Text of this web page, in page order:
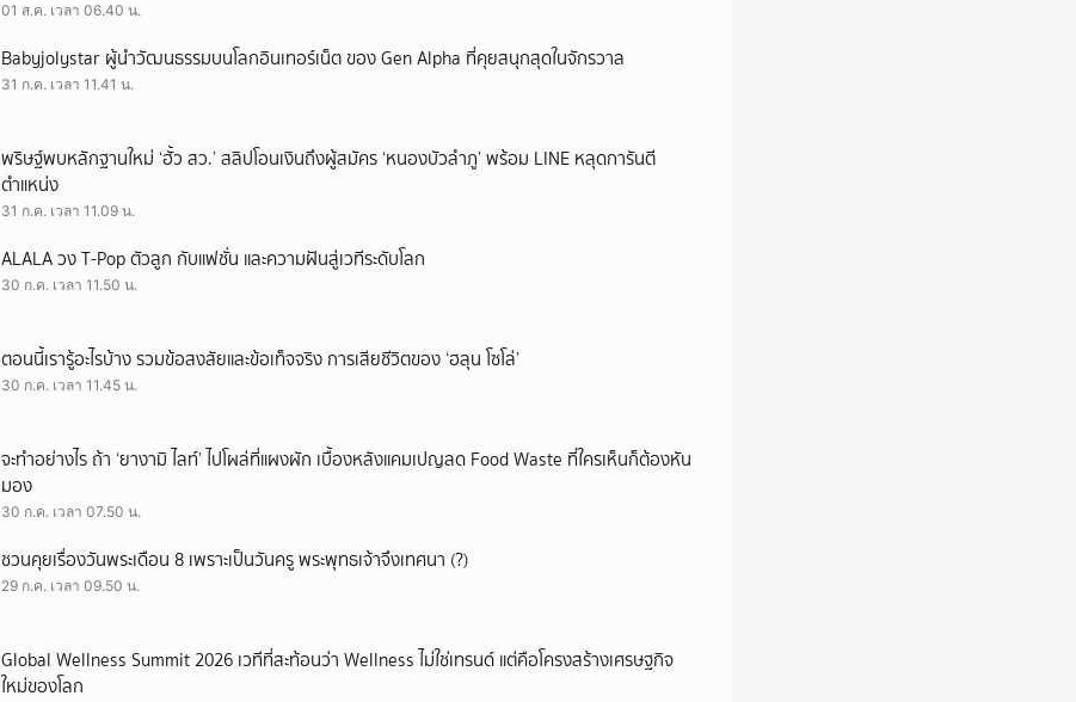
01 ส.ค. เวลา 06.40 น.
Babyjolystar ผู้นำวัฒนธรรมบนโลกอินเทอร์เน็ต ของ Gen Alpha ที่คุยสนุกสุดในจักรวาล
31 ก.ค. เวลา 11.41 น.
พริษฐ์พบหลักฐานใหม่ ‘ฮั้ว สว.’ สลิปโอนเงินถึงผู้สมัคร ‘หนองบัวลำภู’ พร้อม LINE หลุดการันตี
ตำแหน่ง
31 ก.ค. เวลา 11.09 น.
ALALA วง T-Pop ตัวลูก กับแฟชั่น และความฝันสู่เวทีระดับโลก
30 ก.ค. เวลา 11.50 น.
ตอนนี้เรารู้อะไรบ้าง รวมข้อสงสัยและข้อเท็จจริง การเสียชีวิตของ ‘ฮลุน โซโล่’
30 ก.ค. เวลา 11.45 น.
จะทำอย่างไร ถ้า ‘ยางามิ ไลท์’ ไปโผล่ที่แผงผัก เบื้องหลังแคมเปญลด Food Waste ที่ใครเห็นก็ต้องหัน
มอง
30 ก.ค. เวลา 07.50 น.
ชวนคุยเรื่องวันพระเดือน 8 เพราะเป็นวันครู พระพุทธเจ้าจึงเทศนา (?)
29 ก.ค. เวลา 09.50 น.
Global Wellness Summit 2026 เวทีที่สะท้อนว่า Wellness ไม่ใช่เทรนด์ แต่คือโครงสร้างเศรษฐกิจ
ใหม่ของโลก